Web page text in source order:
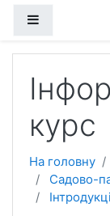
курс
На головну
Садово-